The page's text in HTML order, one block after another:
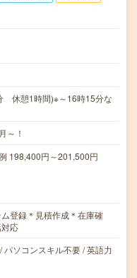
休憩1時間)※～16時15分な
～！
198,400円～201,500円
登録＊見積作成＊在庫確
応
パソコンスキル不要 / 英語力